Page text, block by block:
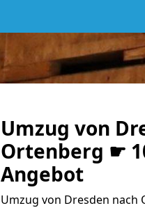
Umzug von
Ortenberg ☛
Angebot
Umzug von Dresden nach